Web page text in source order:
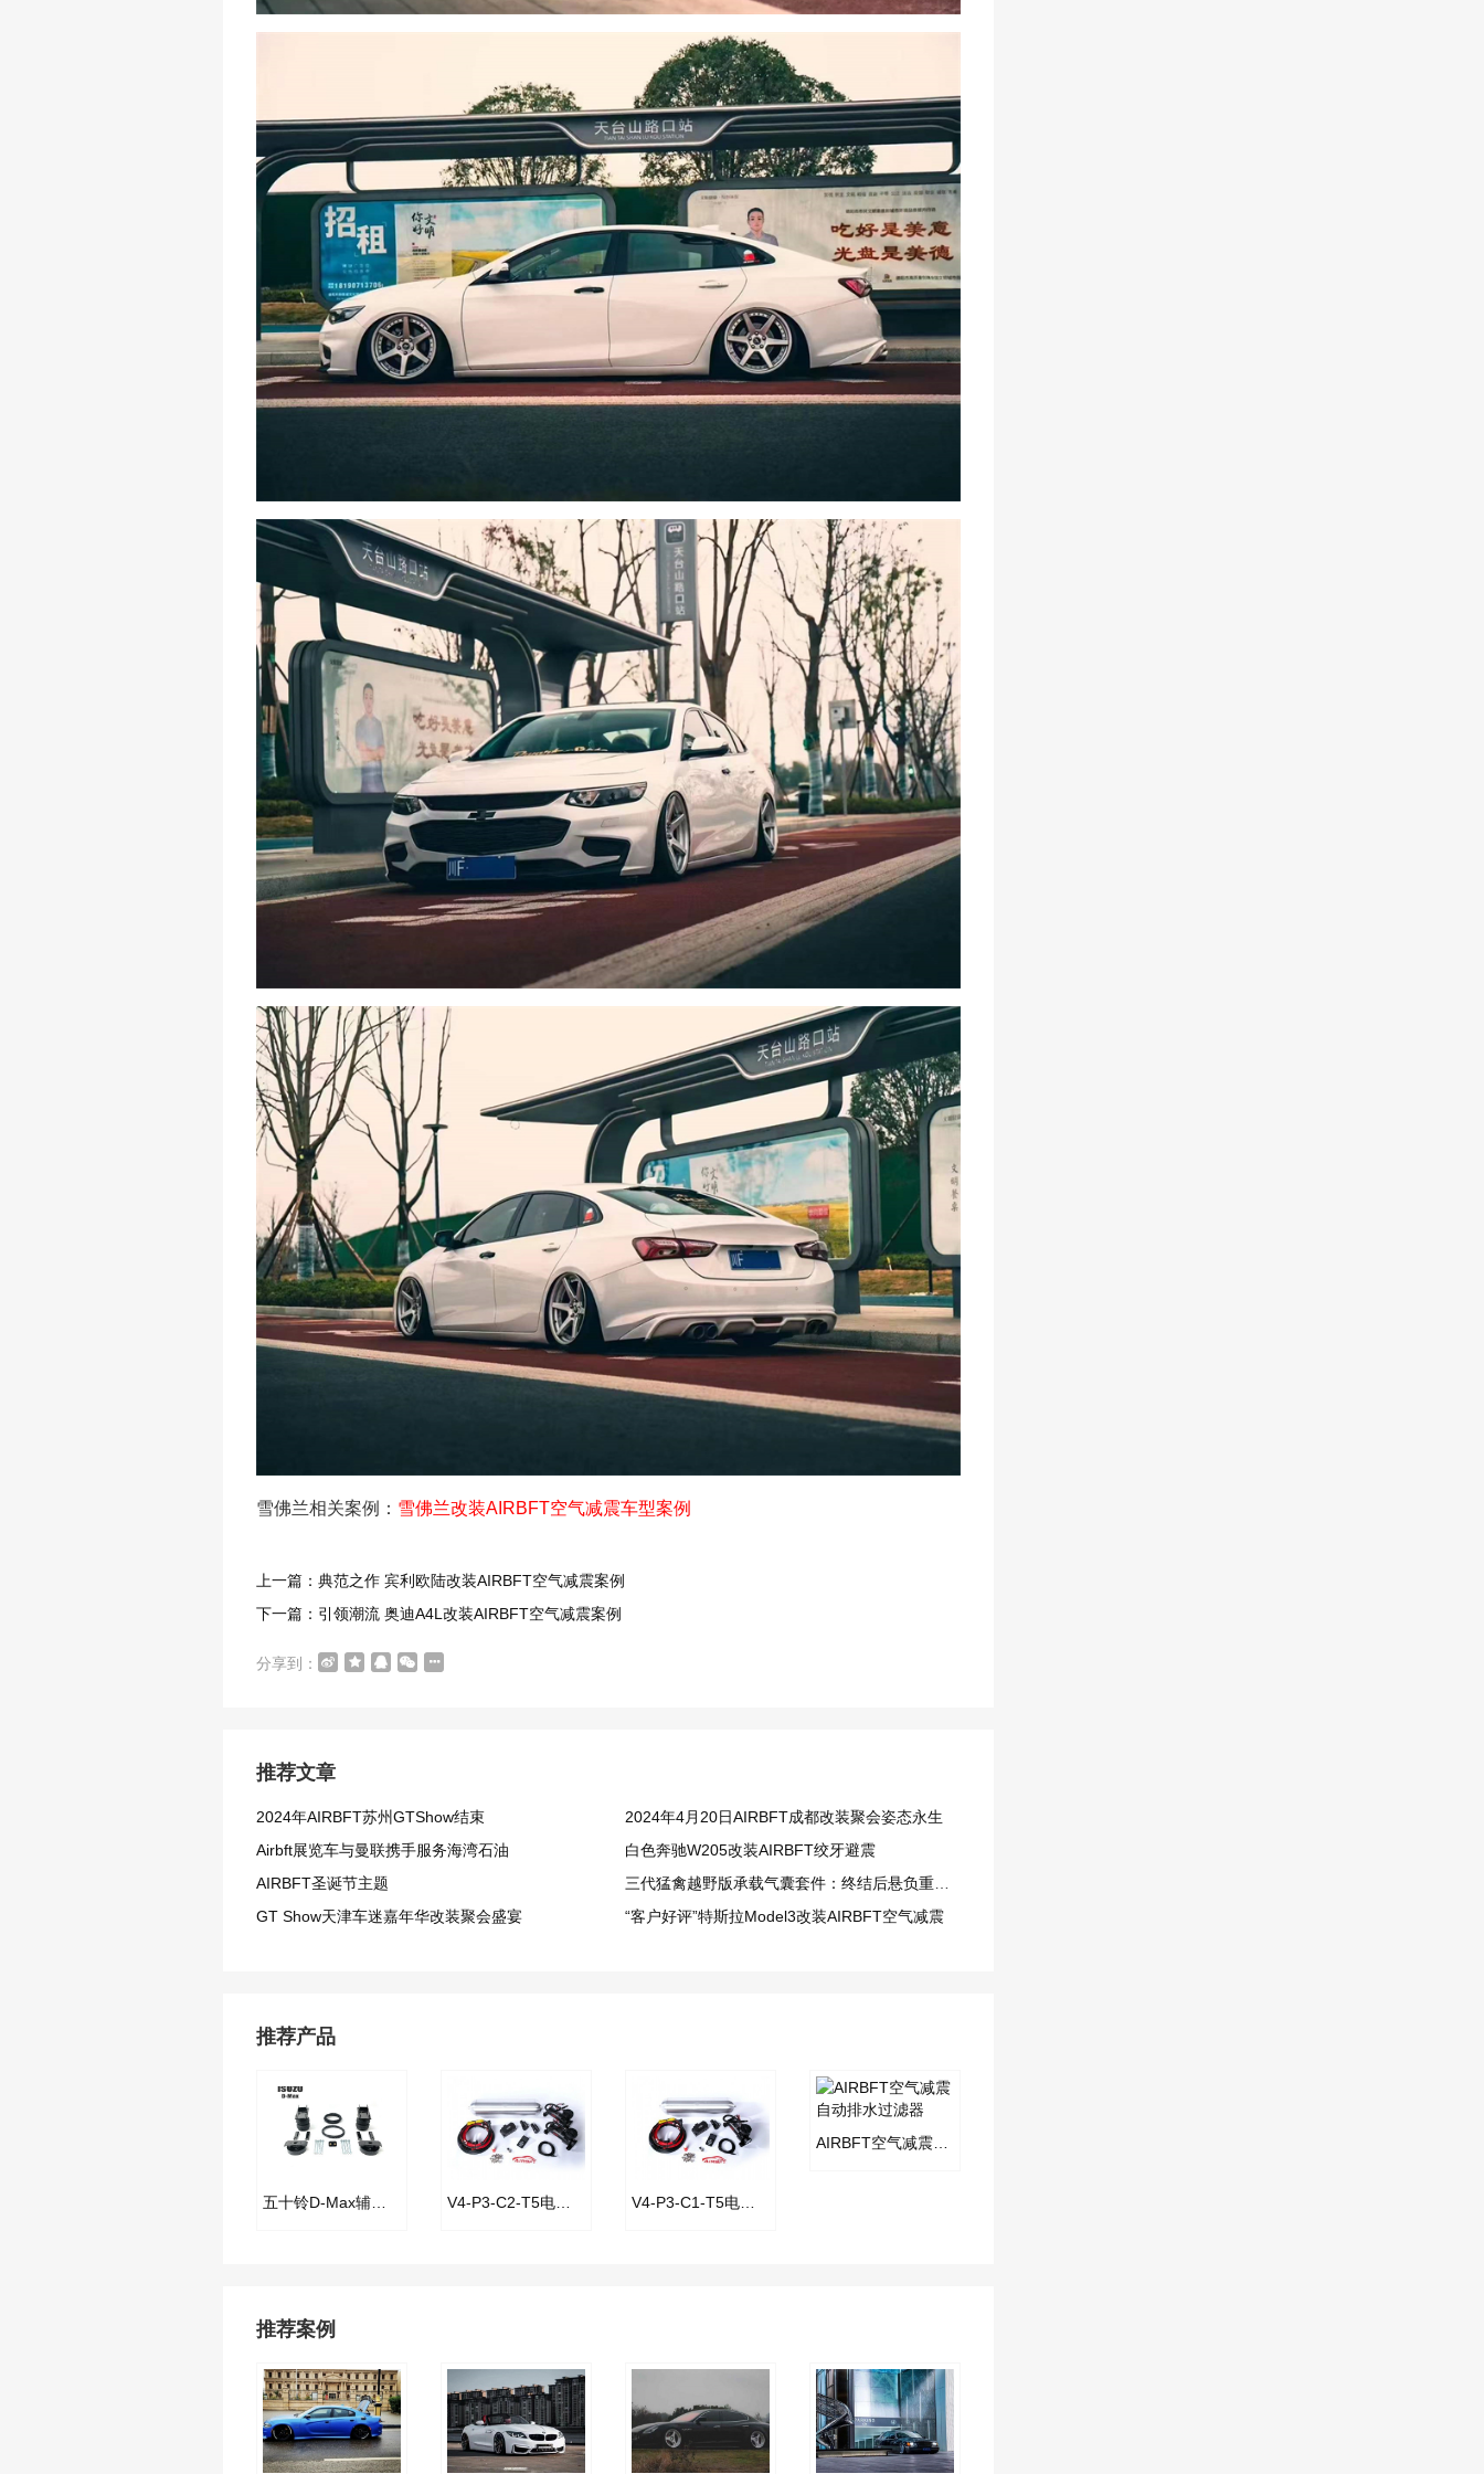
雪佛兰相关案例： 雪佛兰改装AIRBFT空气减震车型案例
上一篇：典范之作 宾利欧陆改装AIRBFT空气减震案例
下一篇：引领潮流 奥迪A4L改装AIRBFT空气减震案例
分享到：
推荐文章
2024年AIRBFT苏州GTShow结束
2024年4月20日AIRBFT成都改装聚会姿态永生
Airbft展览车与曼联携手服务海湾石油
白色奔驰W205改装AIRBFT绞牙避震
AIRBFT圣诞节主题
三代猛禽越野版承载气囊套件：终结后悬负重下榻，重载越野更从容
GT Show天津车迷嘉年华改装聚会盛宴
“客户好评”特斯拉Model3改装AIRBFT空气减震
推荐产品
V4-P3-C2-T5电控套件 V4-P3-C1-T5电控套件
AIRBFT空气减震自动排水过滤器
推荐案例